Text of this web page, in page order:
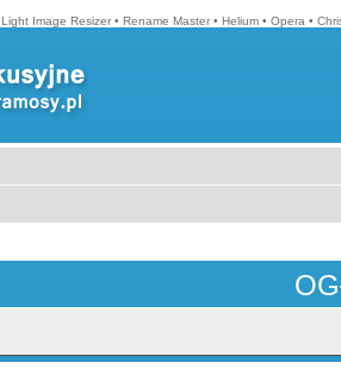
Light Image Resizer • Rename Master • Helium • Opera •